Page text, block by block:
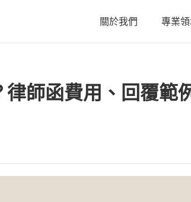
關於我們
陳星年 主持律師
專業
師函費用、回覆範